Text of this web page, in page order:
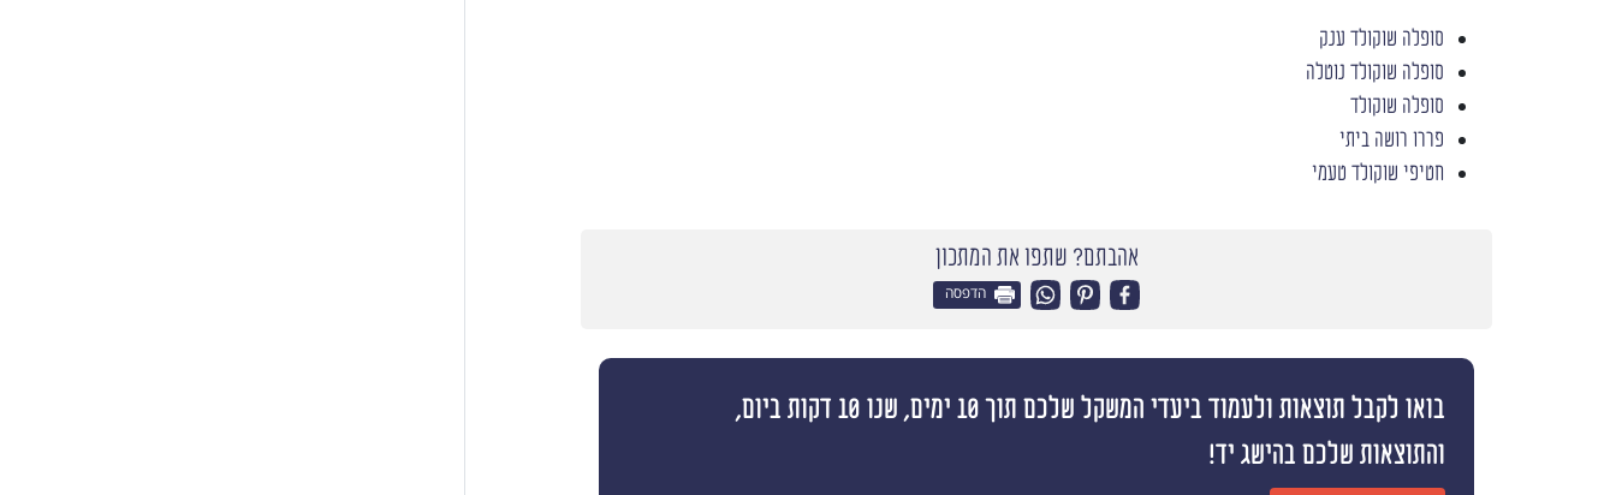
סופלה שוקולד ענק
סופלה שוקולד נוטלה
סופלה שוקולד
פררו רושה ביתי
חטיפי שוקולד טעמי
אהבתם? שתפו את המתכון
הדפסה
בואו לקבל תוצאות ולעמוד ביעדי המשקל שלכם תוך 10 ימים, שנו 10 דקות ביום,
והתוצאות שלכם בהישג יד!